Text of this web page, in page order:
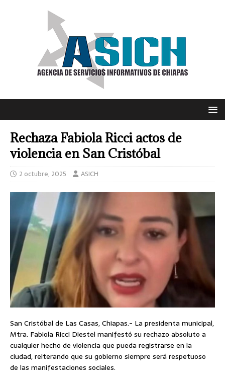
Rechaza Fabiola Ricci actos de
violencia en San Cristóbal
2 octubre, 2025 ASICH
San Cristóbal de Las Casas, Chiapas.- La presidenta municipal,
Mtra. Fabiola Ricci Diestel manifestó su rechazo absoluto a
cualquier hecho de violencia que pueda registrarse en la
ciudad, reiterando que su gobierno siempre será respetuoso
de las manifestaciones sociales.